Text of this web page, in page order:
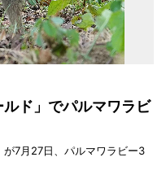
ド」でパルマワラビ
7月27日、パルマワラビー3